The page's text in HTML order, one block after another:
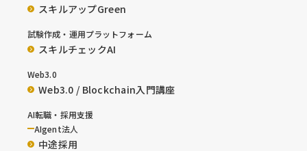
スキルアップGreen
試験作成・運用プラットフォーム
スキルチェックAI
Web3.0
Web3.0 / Blockchain入門講座
AI転職・採用支援
AIgent法人
中途採用